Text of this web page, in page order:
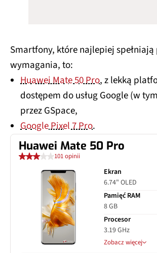
Smartfony, które najlepiej spełniają
wymagania, to:
Huawei Mate 50 Pro, z lekką
dostępem do usług Google (w
przez GSpace,
Google Pixel 7 Pro.
Huawei Mate 50 Pro
101 opinii
Ekran
6.74" OLED
Pamięć RAM
8 GB
Procesor
3.19 GHz
Zobacz więcej